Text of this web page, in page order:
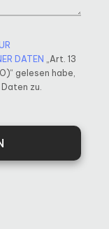
DATEN „Art. 13
gelesen habe,
zu.